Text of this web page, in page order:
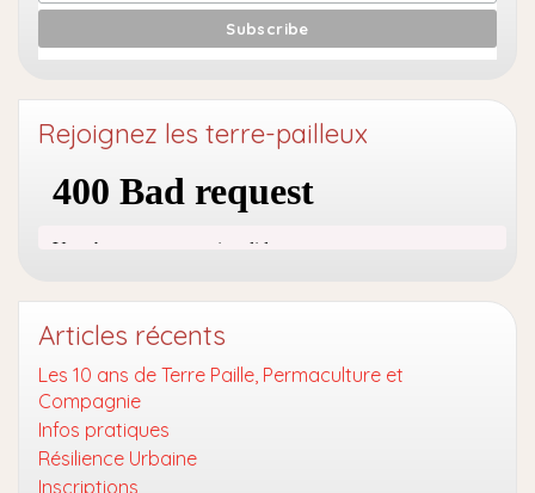
Rejoignez les terre-pailleux
Articles récents
Les 10 ans de Terre Paille, Permaculture et
Compagnie
Infos pratiques
Résilience Urbaine
Inscriptions